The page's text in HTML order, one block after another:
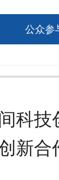
公众参
科技
新合